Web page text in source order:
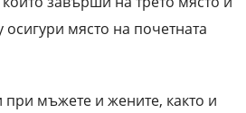
място на почетната
мъжете и жените, както и